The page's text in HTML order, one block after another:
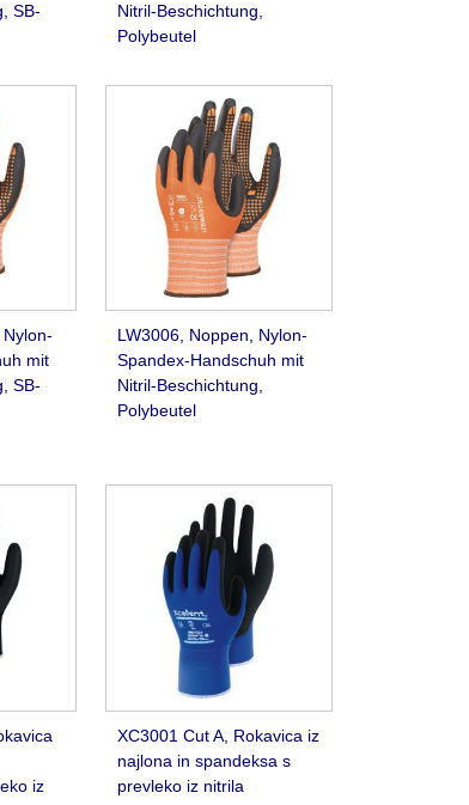
SB-
Nitril-Beschichtung,
Polybeutel
mit
SB-
LW3006, Noppen, Nylon-
Spandex-Handschuh mit
Nitril-Beschichtung,
Polybeutel
iz
XC3001 Cut A, Rokavica iz
najlona in spandeksa s
prevleko iz nitrila